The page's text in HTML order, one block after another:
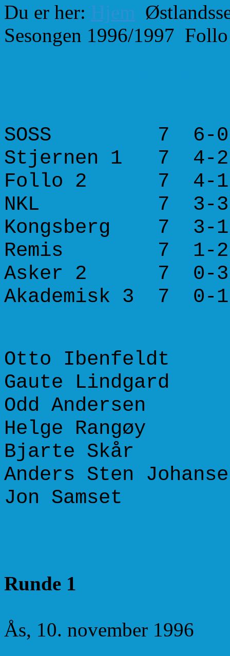
Du er her: Hjem
Sesongen 1996/1997
SOSS 7 6-
Stjernen 1 7 4-
Follo 2 7 4-
NKL 7 3-
Kongsberg 7
Remis 7 1-
Asker 2 7
Akademisk 3 7
Otto Ibenfeldt
Gaute
Odd
Helge
Bjarte Skår
Anders Sten
Jon Samset
Runde 1
Ås, 10. november 1996